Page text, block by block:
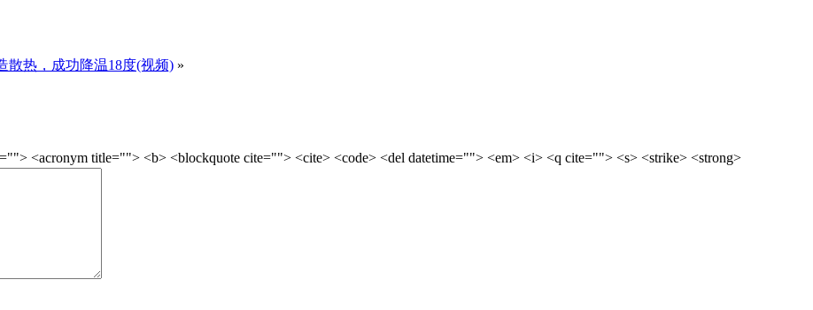
散热，成功降温18度(视频) »
<acronym title=""> <b> <blockquote cite=""> <cite> <code> <del datetime=""> <em> <i> <q cite=""> <s> <strike> <strong>